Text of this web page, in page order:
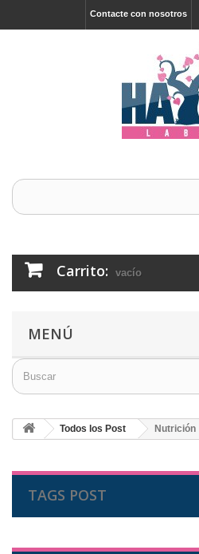
Contacte con nosotros
Carrito: vacío
MENÚ
Todos los Post Nutrición
TAGS POST